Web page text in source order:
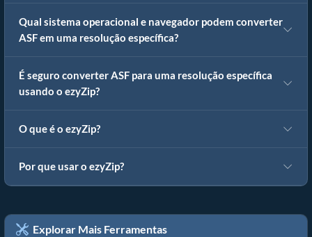
Qual sistema operacional e navegador podem converter
ASF em uma resolução específica?
É seguro converter ASF para uma resolução específica
usando o ezyZip?
O que é o ezyZip?
Por que usar o ezyZip?
Explorar Mais Ferramentas